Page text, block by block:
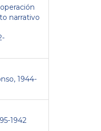
narrativo
1944-
1942